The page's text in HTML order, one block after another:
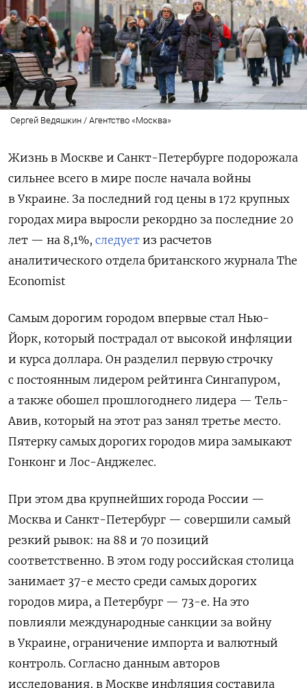
Сергей Ведяшкин / Агентство «Москва»
Жизнь в Москве и Санкт-Петербурге подорожала
сильнее всего в мире после начала войны
в Украине. За последний год цены в 172 крупных
городах мира выросли рекордно за последние 20
лет — на 8,1%, следует из расчетов
аналитического отдела британского журнала The
Economist
Самым дорогим городом впервые стал Нью-
Йорк, который пострадал от высокой инфляции
и курса доллара. Он разделил первую строчку
с постоянным лидером рейтинга Сингапуром,
а также обошел прошлогоднего лидера — Тель-
Авив, который на этот раз занял третье место.
Пятерку самых дорогих городов мира замыкают
Гонконг и Лос-Анджелес.
При этом два крупнейших города России —
Москва и Санкт-Петербург — совершили самый
резкий рывок: на 88 и 70 позиций
соответственно. В этом году российская столица
занимает 37-е место среди самых дорогих
городов мира, а Петербург — 73-е. На это
повлияли международные санкции за войну
в Украине, ограничение импорта и валютный
контроль. Согласно данным авторов
исследования, в Москве инфляция составила